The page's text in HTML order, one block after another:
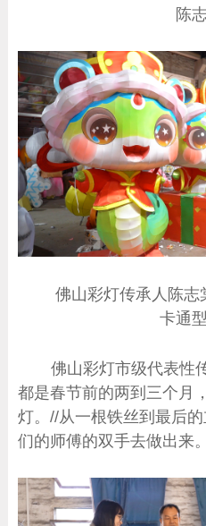
陈
佛山彩灯传承人陈志
卡通
佛山彩灯市级代表性
都是春节前的两到三个月
灯。//从一根铁丝到最后
们的师傅的双手去做出来。